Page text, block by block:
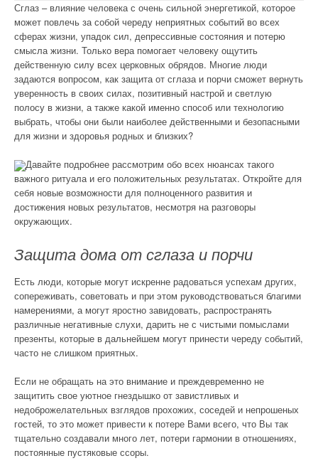
Сглаз – влияние человека с очень сильной энергетикой, которое
может повлечь за собой череду неприятных событий во всех
сферах жизни, упадок сил, депрессивные состояния и потерю
смысла жизни. Только вера помогает человеку ощутить
действенную силу всех церковных обрядов. Многие люди
задаются вопросом, как защита от сглаза и порчи сможет вернуть
уверенность в своих силах, позитивный настрой и светлую
полосу в жизни, а также какой именно способ или технологию
выбрать, чтобы они были наиболее действенными и безопасными
для жизни и здоровья родных и близких?
Давайте подробнее рассмотрим обо всех нюансах такого
важного ритуала и его положительных результатах. Откройте для
себя новые возможности для полноценного развития и
достижения новых результатов, несмотря на разговоры
окружающих.
Защита дома от сглаза и порчи
Есть люди, которые могут искренне радоваться успехам других,
сопереживать, советовать и при этом руководствоваться благими
намерениями, а могут яростно завидовать, распространять
различные негативные слухи, дарить не с чистыми помыслами
презенты, которые в дальнейшем могут принести череду событий,
часто не слишком приятных.
Если не обращать на это внимание и преждевременно не
защитить свое уютное гнездышко от завистливых и
недоброжелательных взглядов прохожих, соседей и непрошеных
гостей, то это может привести к потере Вами всего, что Вы так
тщательно создавали много лет, потери гармонии в отношениях,
постоянные пустяковые ссоры.